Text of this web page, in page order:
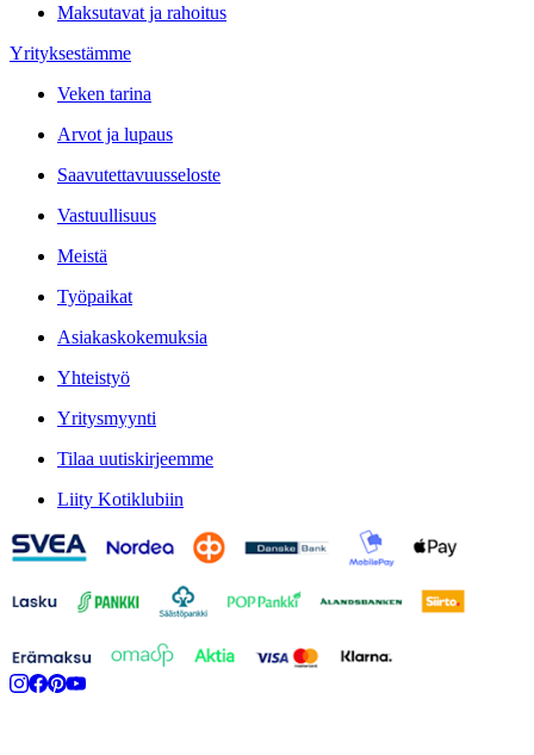
Maksutavat ja rahoitus
Yrityksestämme
Veken tarina
Arvot ja lupaus
Saavutettavuusseloste
Vastuullisuus
Meistä
Työpaikat
Asiakaskokemuksia
Yhteistyö
Yritysmyynti
Tilaa uutiskirjeemme
Liity Kotiklubiin